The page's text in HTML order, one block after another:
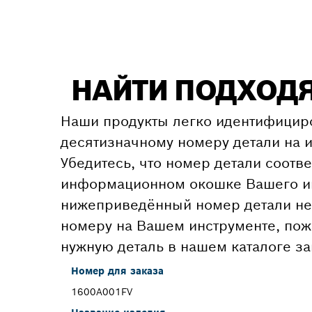
НАЙТИ
Наши продукты легко
десятизначному номеру детали на
Убедитесь, что номер детали
информационном окошке Вашего
нижеприведённый номер детали не
номеру на Вашем инструменте,
нужную деталь в нашем каталоге
Номер для заказа
1600A001FV